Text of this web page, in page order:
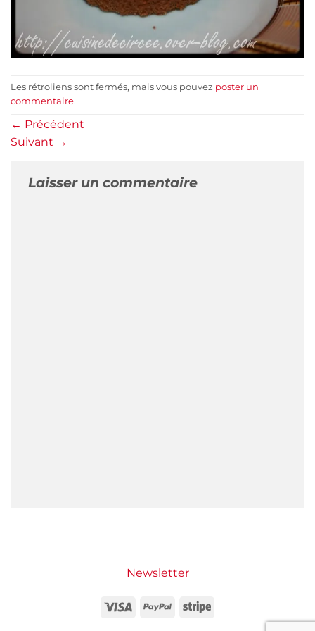
Les rétroliens sont fermés, mais vous pouvez poster un
commentaire.
← Précédent
Suivant →
Laisser un commentaire
Newsletter
Visa PayPal Stripe